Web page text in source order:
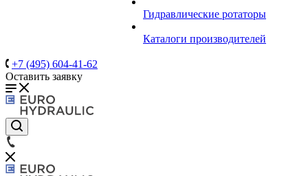
Гидравлические ротаторы
Каталоги производителей
+7 (495) 604-41-62
Оставить заявку